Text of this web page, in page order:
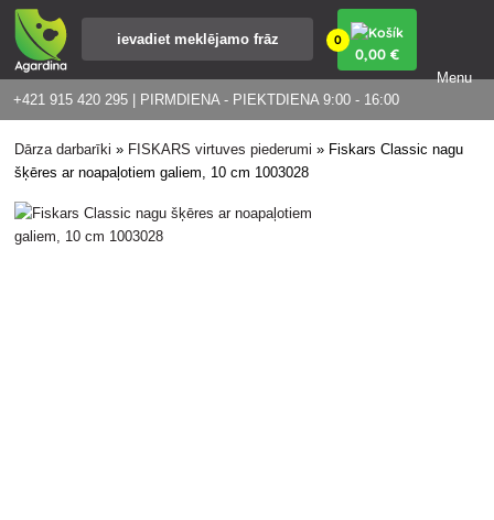
+421 915 420 295 | PIRMDIENA - PIEKTDIENA 9:00 - 16:00
0
0,00 €
Menu
Dārza darbarīki » FISKARS virtuves piederumi » Fiskars Classic nagu
šķēres ar noapaļotiem galiem, 10 cm 1003028